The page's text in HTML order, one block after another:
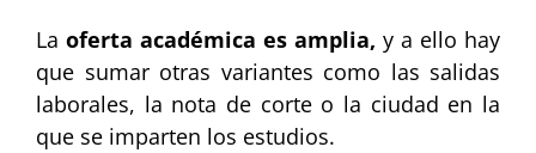
La oferta académica es amplia, y a ello hay
que sumar otras variantes como las salidas
laborales, la nota de corte o la ciudad en la
que se imparten los estudios.